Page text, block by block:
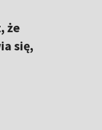
że
się,